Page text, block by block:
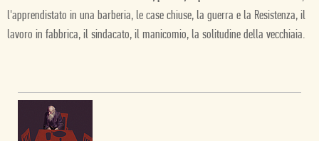
l'apprendistato in una barberia, le case chiuse, la guerra e la Resistenza, il
lavoro in fabbrica, il sindacato, il manicomio, la solitudine della vecchiaia.